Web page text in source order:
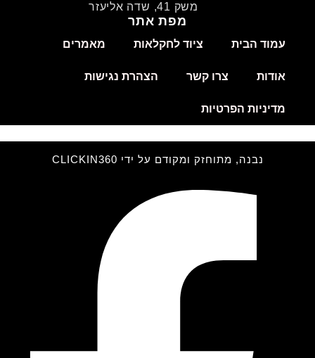
משק 41, שדה אליעזר
מפת אתר
עמוד הבית ציוד לחקלאות מאמרים
אודות צרו קשר הצהרת נגישות
מדיניות הפרטיות
נבנה, מתוחזק ומקודם על ידי CLICKIN360